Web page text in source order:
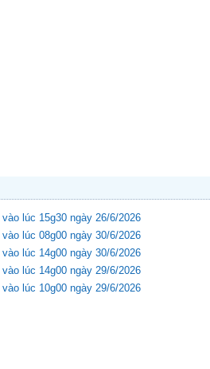
lúc 15g30 ngày 26/6/2026
lúc 08g00 ngày 30/6/2026
lúc 14g00 ngày 30/6/2026
lúc 14g00 ngày 29/6/2026
lúc 10g00 ngày 29/6/2026